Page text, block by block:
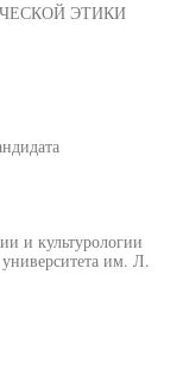
ЭТИКИ
и культурологии
университета им. Л.